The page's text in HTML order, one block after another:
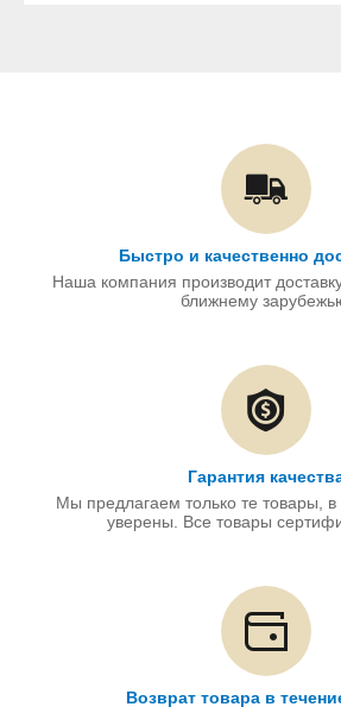
Быстро и качественно
Наша компания производит
ближнему
Гарантия
Мы предлагаем только те товары, в
уверены. Все товары
Возврат товара в